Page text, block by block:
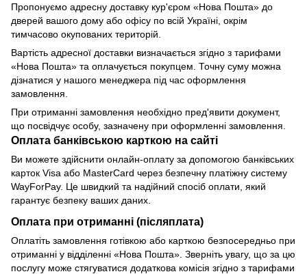
Пропонуємо адресну доставку кур'єром «Нова Пошта» до
дверей вашого дому або офісу по всій Україні, окрім
тимчасово окупованих територій.
Вартість адресної доставки визначається згідно з тарифами
«Нова Пошта» та оплачується покупцем. Точну суму можна
дізнатися у нашого менеджера під час оформлення
замовлення.
При отриманні замовлення необхідно пред'явити документ,
що посвідчує особу, зазначену при оформленні замовлення.
Оплата банківською карткою на сайті
Ви можете здійснити онлайн-оплату за допомогою банківських
карток Visa або MasterCard через безпечну платіжну систему
WayForPay. Це швидкий та надійний спосіб оплати, який
гарантує безпеку ваших даних.
Оплата при отриманні (післяплата)
Оплатіть замовлення готівкою або карткою безпосередньо при
отриманні у відділенні «Нова Пошта». Зверніть увагу, що за цю
послугу може стягуватися додаткова комісія згідно з тарифами